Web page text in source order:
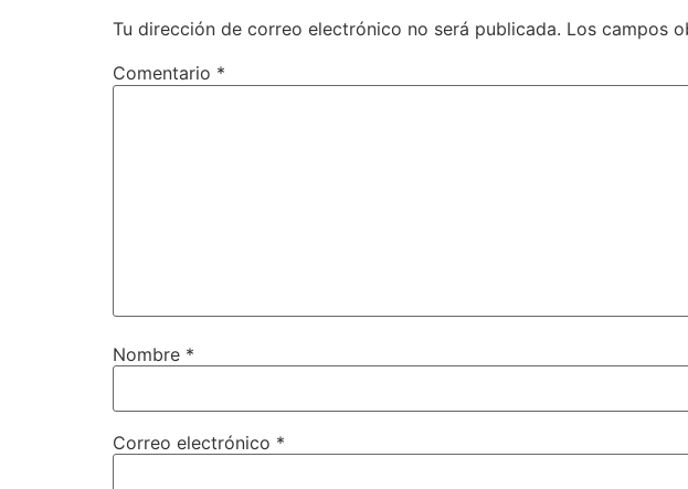
Tu dirección de correo electrónico no será publicada. Los campos
Comentario *
Nombre *
Correo electrónico *